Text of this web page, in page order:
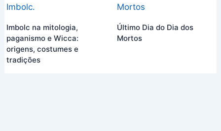
Imbolc na mitologia,
paganismo e Wicca:
origens, costumes e
tradições
Último Dia do Dia dos
Mortos